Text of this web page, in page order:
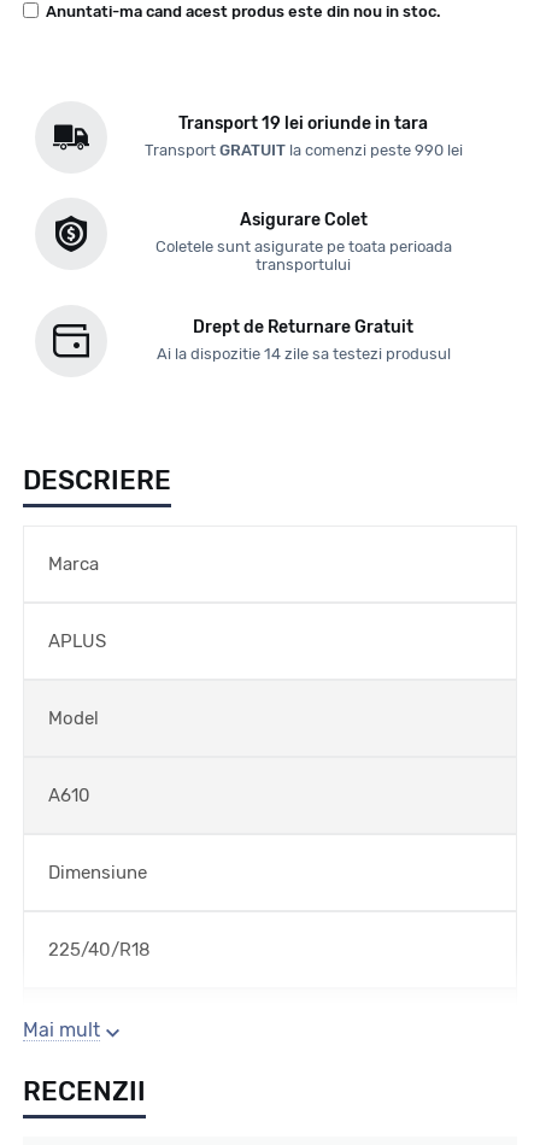
Anuntati-ma cand acest produs este din nou in stoc.
Transport 19 lei oriunde in tara
Transport GRATUITla comenzi peste 990 lei
Asigurare Colet
Coletele sunt asigurate pe toata perioada
transportului
Drept de Returnare Gratuit
Ai la dispozitie 14 zile sa testezi produsul
DESCRIERE
Marca
APLUS
Model
A610
Dimensiune
225/40/R18
Sezon
Vara
Mai mult
RECENZII